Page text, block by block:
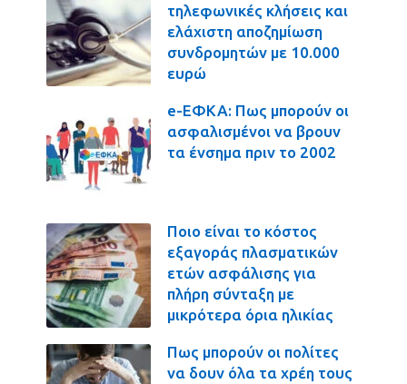
τηλεφωνικές κλήσεις και
ελάχιστη αποζημίωση
συνδρομητών με 10.000
ευρώ
e-ΕΦΚΑ: Πως μπορούν οι
ασφαλισμένοι να βρουν
τα ένσημα πριν το 2002
Ποιο είναι το κόστος
εξαγοράς πλασματικών
ετών ασφάλισης για
πλήρη σύνταξη με
μικρότερα όρια ηλικίας
Πως μπορούν οι πολίτες
να δουν όλα τα χρέη τους